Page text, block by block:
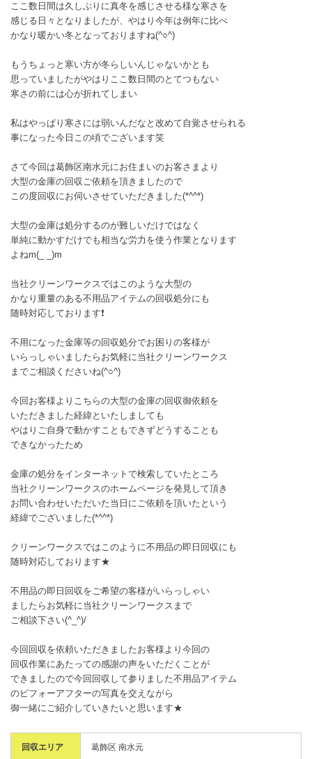
ここ数日間は久しぶりに真冬を感じさせる様な寒さを
感じる日々となりましたが、やはり今年は例年に比べ
かなり暖かい冬となっておりますね(^○^)
もうちょっと寒い方が冬らしいんじゃないかとも
思っていましたがやはりここ数日間のとてつもない
寒さの前には心が折れてしまい
私はやっぱり寒さには弱いんだなと改めて自覚させられる
事になった今日この頃でございます笑
さて今回は葛飾区南水元にお住まいのお客さまより
大型の金庫の回収ご依頼を頂きましたので
この度回収にお伺いさせていただきました(*^^*)
大型の金庫は処分するのが難しいだけではなく
単純に動かすだけでも相当な労力を使う作業となります
よねm(_ _)m
当社クリーンワークスではこのような大型の
かなり重量のある不用品アイテムの回収処分にも
随時対応しております❗
不用になった金庫等の回収処分でお困りの客様が
いらっしゃいましたらお気軽に当社クリーンワークス
までご相談くださいね(^○^)
今回お客様よりこちらの大型の金庫の回収御依頼を
いただきました経緯といたしましても
やはりご自身で動かすこともできずどうすることも
できなかったため
金庫の処分をインターネットで検索していたところ
当社クリーンワークスのホームページを発見して頂き
お問い合わせいただいた当日にご依頼を頂いたという
経緯でございました(*^^*)
クリーンワークスではこのように不用品の即日回収にも
随時対応しております★
不用品の即日回収をご希望の客様がいらっしゃい
ましたらお気軽に当社クリーンワークスまで
ご相談下さい(^_^)/
今回回収を依頼いただきましたお客様より今回の
回収作業にあたっての感謝の声をいただくことが
できましたので今回回収して参りました不用品アイテム
のビフォーアフターの写真を交えながら
御一緒にご紹介していきたいと思います★
回収エリア 葛飾区 南水元